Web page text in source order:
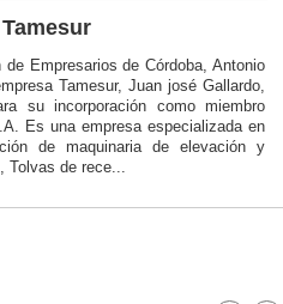
Empresarios de Córdoba, Antonio
Tamesur, Juan josé Gallardo,
su incorporación como miembro
Es una empresa especializada en
de maquinaria de elevación y
Tolvas de rece...